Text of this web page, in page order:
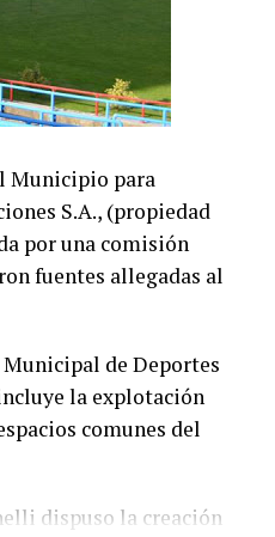
Municipio para
S.A., (propiedad
por una comisión
fuentes allegadas al
de Deportes
la explotación
comunes del
dispuso la creación